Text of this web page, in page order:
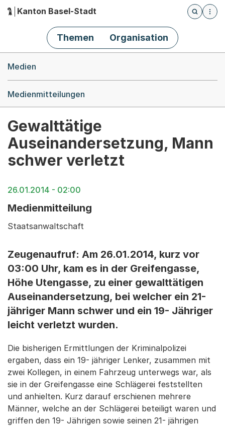
Hauptnavigation
Kanton Basel-Stadt
Öffnet
Themen Organisation
Medien
Medienmitteilungen
Gewalttätige
Auseinandersetzung, Mann
schwer verletzt
26.01.2014 - 02:00
Medienmitteilung
Staatsanwaltschaft
Zeugenaufruf: Am 26.01.2014, kurz vor
03:00 Uhr, kam es in der Greifengasse,
Höhe Utengasse, zu einer gewalttätigen
Auseinandersetzung, bei welcher ein 21-
jähriger Mann schwer und ein 19- Jähriger
leicht verletzt wurden.
Die bisherigen Ermittlungen der Kriminalpolizei
ergaben, dass ein 19- jähriger Lenker, zusammen mit
zwei Kollegen, in einem Fahrzeug unterwegs war, als
sie in der Greifengasse eine Schlägerei feststellten
und anhielten. Kurz darauf erschienen mehrere
Männer, welche an der Schlägerei beteiligt waren und
griffen den 19- Jährigen sowie seinen 21- jährigen